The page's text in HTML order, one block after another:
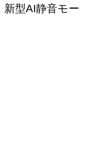
型AI静音モー